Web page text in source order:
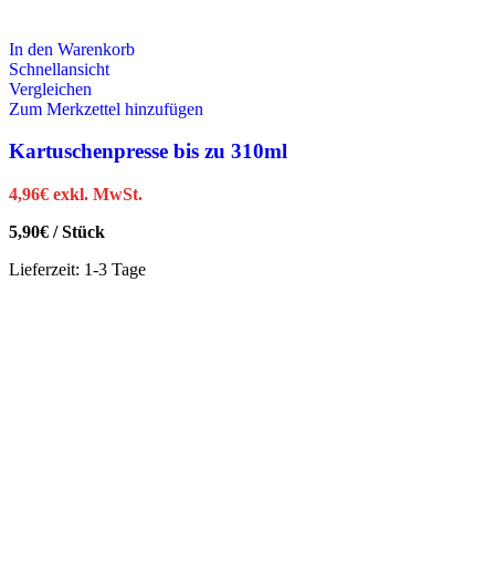
In den Warenkorb
Schnellansicht
Vergleichen
Zum Merkzettel hinzufügen
Kartuschenpresse bis zu 310ml
4,96€ exkl. MwSt.
5,90€ /Stück
Lieferzeit: 1-3 Tage